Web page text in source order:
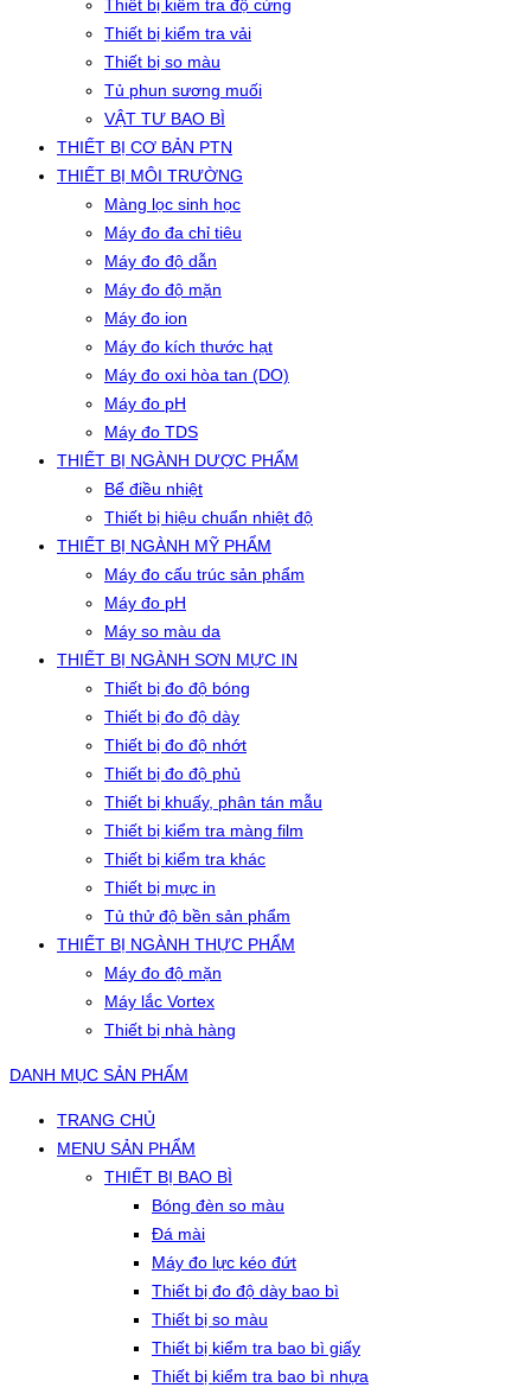
Thiết bị kiểm tra độ cứng
Thiết bị kiểm tra vải
Thiết bị so màu
Tủ phun sương muối
VẬT TƯ BAO BÌ
THIẾT BỊ CƠ BẢN PTN
THIẾT BỊ MÔI TRƯỜNG
Màng lọc sinh học
Máy đo đa chỉ tiêu
Máy đo độ dẫn
Máy đo độ mặn
Máy đo ion
Máy đo kích thước hạt
Máy đo oxi hòa tan (DO)
Máy đo pH
Máy đo TDS
THIẾT BỊ NGÀNH DƯỢC PHẨM
Bể điều nhiệt
Thiết bị hiệu chuẩn nhiệt độ
THIẾT BỊ NGÀNH MỸ PHẨM
Máy đo cấu trúc sản phẩm
Máy đo pH
Máy so màu da
THIẾT BỊ NGÀNH SƠN MỰC IN
Thiết bị đo độ bóng
Thiết bị đo độ dày
Thiết bị đo độ nhớt
Thiết bị đo độ phủ
Thiết bị khuấy, phân tán mẫu
Thiết bị kiểm tra màng film
Thiết bị kiểm tra khác
Thiết bị mực in
Tủ thử độ bền sản phẩm
THIẾT BỊ NGÀNH THỰC PHẨM
Máy đo độ mặn
Máy lắc Vortex
Thiết bị nhà hàng
DANH MỤC SẢN PHẨM
TRANG CHỦ
MENU SẢN PHẨM
THIẾT BỊ BAO BÌ
Bóng đèn so màu
Đá mài
Máy đo lực kéo đứt
Thiết bị đo độ dày bao bì
Thiết bị so màu
Thiết bị kiểm tra bao bì giấy
Thiết bị kiểm tra bao bì nhựa